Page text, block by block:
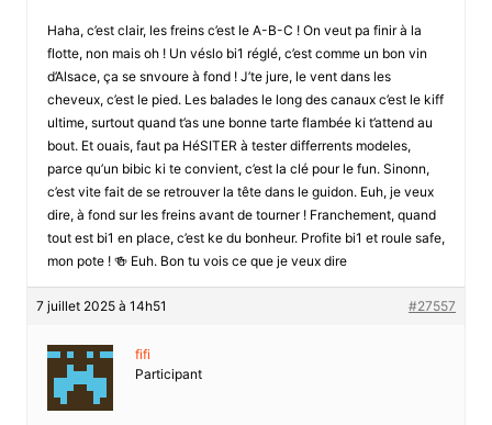
Haha, c’est clair, les freins c’est le A-B-C ! On veut pa finir à la
flotte, non mais oh ! Un véslo bi1 réglé, c’est comme un bon vin
d’Alsace, ça se snvoure à fond ! J’te jure, le vent dans les
cheveux, c’est le pied. Les balades le long des canaux c’est le kiff
ultime, surtout quand t’as une bonne tarte flambée ki t’attend au
bout. Et ouais, faut pa HéSITER à tester differrents modeles,
parce qu’un bibic ki te convient, c’est la clé pour le fun. Sinonn,
c’est vite fait de se retrouver la tête dans le guidon. Euh, je veux
dire, à fond sur les freins avant de tourner ! Franchement, quand
tout est bi1 en place, c’est ke du bonheur. Profite bi1 et roule safe,
mon pote ! 🍻 Euh. Bon tu vois ce que je veux dire
7 juillet 2025 à 14h51 #27557
fifi
Participant